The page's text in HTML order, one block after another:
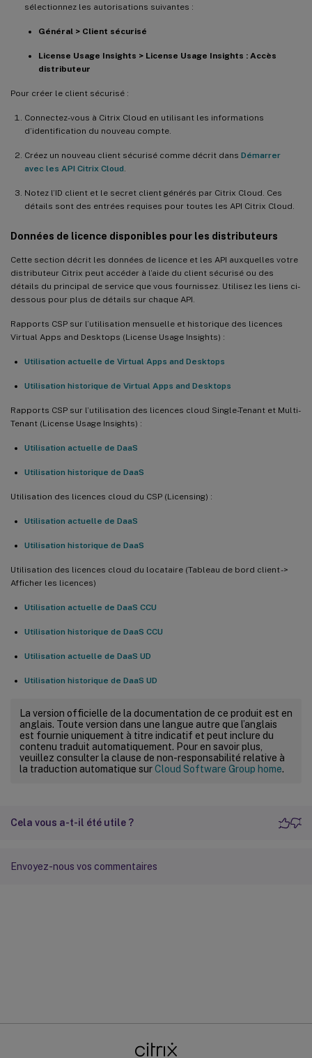
sélectionnez les autorisations suivantes :
Général > Client sécurisé
License Usage Insights > License Usage Insights : Accès
distributeur
Pour créer le client sécurisé :
Connectez-vous à Citrix Cloud en utilisant les informations
d’identification du nouveau compte.
Créez un nouveau client sécurisé comme décrit dans Démarrer
avec les API Citrix Cloud.
Notez l’ID client et le secret client générés par Citrix Cloud. Ces
détails sont des entrées requises pour toutes les API Citrix Cloud.
Données de licence disponibles pour les distributeurs
Cette section décrit les données de licence et les API auxquelles votre
distributeur Citrix peut accéder à l’aide du client sécurisé ou des
détails du principal de service que vous fournissez. Utilisez les liens ci-
dessous pour plus de détails sur chaque API.
Rapports CSP sur l’utilisation mensuelle et historique des licences
Virtual Apps and Desktops (License Usage Insights) :
Utilisation actuelle de Virtual Apps and Desktops
Utilisation historique de Virtual Apps and Desktops
Rapports CSP sur l’utilisation des licences cloud Single-Tenant et Multi-
Tenant (License Usage Insights) :
Utilisation actuelle de DaaS
Utilisation historique de DaaS
Utilisation des licences cloud du CSP (Licensing) :
Utilisation actuelle de DaaS
Utilisation historique de DaaS
Utilisation des licences cloud du locataire (Tableau de bord client ->
Afficher les licences)
Utilisation actuelle de DaaS CCU
Utilisation historique de DaaS CCU
Utilisation actuelle de DaaS UD
Utilisation historique de DaaS UD
La version officielle de la documentation de ce produit est en
anglais. Toute version dans une langue autre que l’anglais
est fournie uniquement à titre indicatif et peut inclure du
contenu traduit automatiquement. Pour en savoir plus,
veuillez consulter la clause de non-responsabilité relative à
la traduction automatique surCloud Software Group home.
Cela vous a-t-il été utile ?
Envoyez-nous vos commentaires